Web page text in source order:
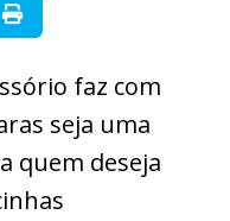
faz com
seja uma
quem deseja